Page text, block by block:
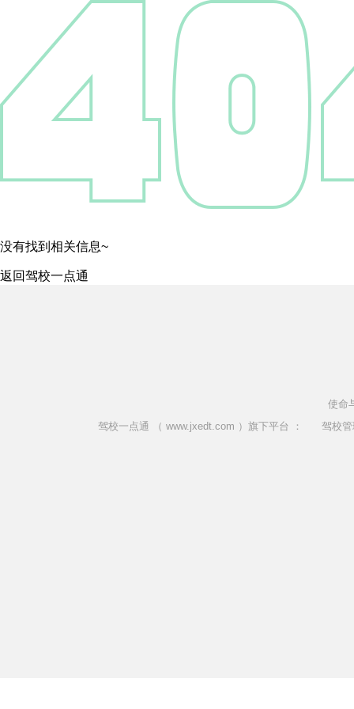
没有找到相关信息~
返回驾校一点通
使命
驾校一点通 （ www.jxedt.com ）旗下平台 ：
驾校